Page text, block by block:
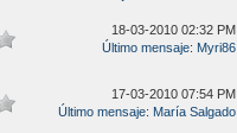
18-03-2010 02:32 PM
Último mensaje: Myri86
17-03-2010 07:54 PM
Último mensaje: María Salgado